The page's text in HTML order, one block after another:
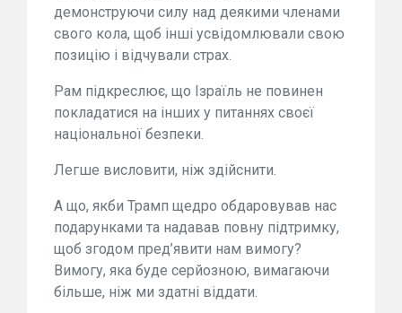
демонструючи силу над деякими членами
свого кола, щоб інші усвідомлювали свою
позицію і відчували страх.
Рам підкреслює, що Ізраїль не повинен
покладатися на інших у питаннях своєї
національної безпеки.
Легше висловити, ніж здійснити.
А що, якби Трамп щедро обдаровував нас
подарунками та надавав повну підтримку,
щоб згодом пред’явити нам вимогу?
Вимогу, яка буде серйозною, вимагаючи
більше, ніж ми здатні віддати.